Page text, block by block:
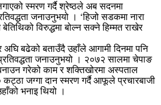
स्मरण गर्दै श्रेष्ठले अब सदनमा
जनाउनुभयो । ‘हिजो सडकमा नारा
विरुद्धमा बोल्न सक्ने हिम्मत राखेर
बढेको बताउँदै उहाँले आगामी दिनमा पनि
जनाउनुभयो । २०७२ सालमा चेपाङ
गरेको काम र शक्तिखोरमा अस्पताल
कट्ठा जग्गा दान स्मरण गर्दै आफूले प्रचारबाजी
भनाइ थियो ।